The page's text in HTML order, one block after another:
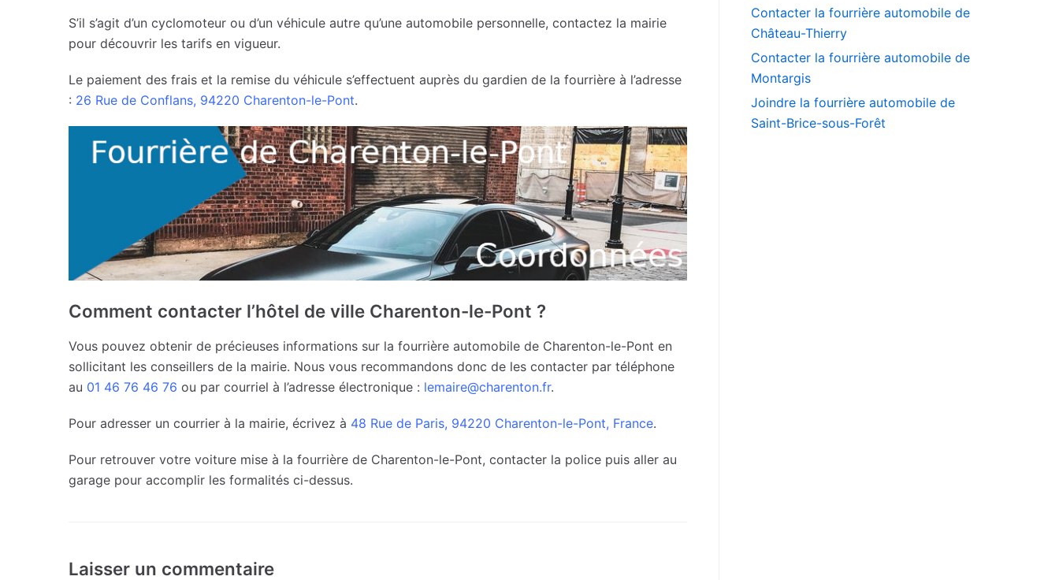
S’il s’agit d’un cyclomoteur ou d’un véhicule autre qu’une automobile personnelle, contactez la mairie
pour découvrir les tarifs en vigueur.
Le paiement des frais et la remise du véhicule s’effectuent auprès du gardien de la fourrière à l’adresse
: 26 Rue de Conflans, 94220 Charenton-le-Pont.
Comment contacter l’hôtel de ville Charenton-le-Pont ?
Vous pouvez obtenir de précieuses informations sur la fourrière automobile de Charenton-le-Pont en
sollicitant les conseillers de la mairie. Nous vous recommandons donc de les contacter par téléphone
au 01 46 76 46 76 ou par courriel à l’adresse électronique : lemaire@charenton.fr.
Pour adresser un courrier à la mairie, écrivez à 48 Rue de Paris, 94220 Charenton-le-Pont, France.
Pour retrouver votre voiture mise à la fourrière de Charenton-le-Pont, contacter la police puis aller au
garage pour accomplir les formalités ci-dessus.
Laisser un commentaire
Contacter la fourrière automobile de
Château-Thierry
Contacter la fourrière automobile de
Montargis
Joindre la fourrière automobile de
Saint-Brice-sous-Forêt